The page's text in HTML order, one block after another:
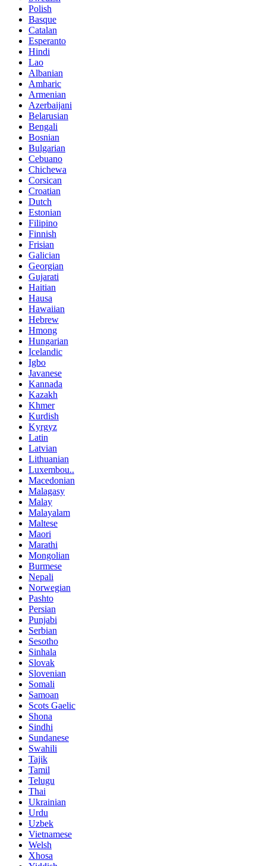
Polish
Basque
Catalan
Esperanto
Hindi
Lao
Albanian
Amharic
Armenian
Azerbaijani
Belarusian
Bengali
Bosnian
Bulgarian
Cebuano
Chichewa
Corsican
Croatian
Dutch
Estonian
Filipino
Finnish
Frisian
Galician
Georgian
Gujarati
Haitian
Hausa
Hawaiian
Hebrew
Hmong
Hungarian
Icelandic
Igbo
Javanese
Kannada
Kazakh
Khmer
Kurdish
Kyrgyz
Latin
Latvian
Lithuanian
Luxembou..
Macedonian
Malagasy
Malay
Malayalam
Maltese
Maori
Marathi
Mongolian
Burmese
Nepali
Norwegian
Pashto
Persian
Punjabi
Serbian
Sesotho
Sinhala
Slovak
Slovenian
Somali
Samoan
Scots Gaelic
Shona
Sindhi
Sundanese
Swahili
Tajik
Tamil
Telugu
Thai
Ukrainian
Urdu
Uzbek
Vietnamese
Welsh
Xhosa